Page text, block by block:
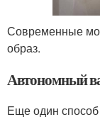
Современные
образ.
Автономный
Еще один